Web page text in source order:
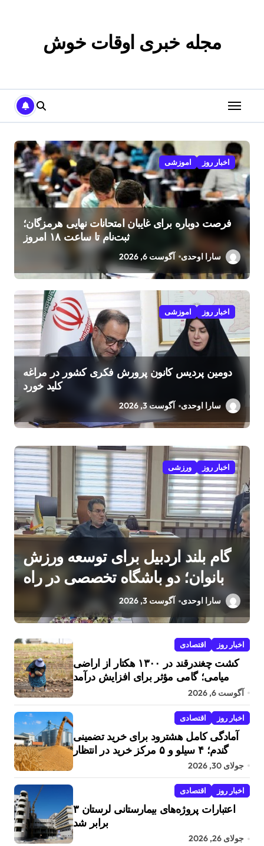
مجله خبری اوقات خوش
اخبار روز اموزشی
فرصت دوباره برای غایبان امتحانات نهایی هرمزگان؛
ثبت‌نام تا ساعت ۱۸ امروز
سارا اوحدی آگوست 6, 2026
اخبار روز اموزشی
دومین پردیس کانون پرورش فکری کشور در مراغه
کلید خورد
سارا اوحدی آگوست 3, 2026
اخبار روز ورزشی
گام بلند اردبیل برای توسعه ورزش
بانوان؛ دو باشگاه تخصصی در راه
سارا اوحدی آگوست 3, 2026
اخبار روز اقتصادی
کشت چغندرقند در ۱۳۰۰ هکتار از اراضی
میامی؛ گامی مؤثر برای افزایش درآمد
آگوست 6, 2026
اخبار روز اقتصادی
آمادگی کامل هشترود برای خرید تضمینی
گندم؛ ۴ سیلو و ۵ مرکز خرید در انتظار
جولای 30, 2026
اخبار روز اقتصادی
اعتبارات پروژه‌های بیمارستانی لرستان ۳
برابر شد
جولای 26, 2026